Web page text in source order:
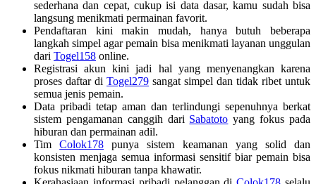
sederhana dan cepat, cukup isi data dasar, kamu sudah bisa
langsung menikmati permainan favorit.
Pendaftaran kini makin mudah, hanya butuh beberapa
langkah simpel agar pemain bisa menikmati layanan unggulan
dari Togel158 online.
Registrasi akun kini jadi hal yang menyenangkan karena
proses daftar di Togel279 sangat simpel dan tidak ribet untuk
semua jenis pemain.
Data pribadi tetap aman dan terlindungi sepenuhnya berkat
sistem pengamanan canggih dari Sabatoto yang fokus pada
hiburan dan permainan adil.
TimColok178 punya sistem keamanan yang solid dan
konsisten menjaga semua informasi sensitif biar pemain bisa
fokus nikmati hiburan tanpa khawatir.